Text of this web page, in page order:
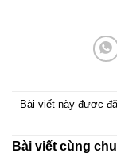
Bài viết này được
Bài viết cùng